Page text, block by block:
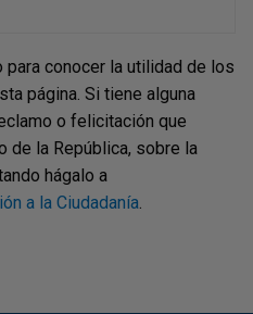
conocer la utilidad de los
página. Si tiene alguna
o felicitación que
de la República, sobre la
hágalo a
a la Ciudadanía.